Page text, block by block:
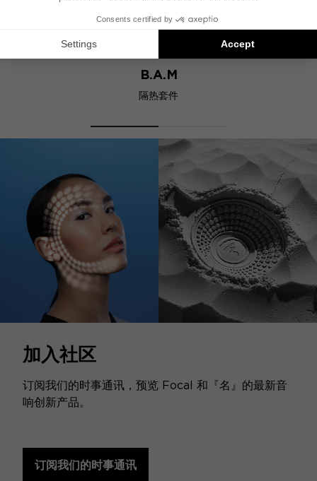
B.A.M
隔热套件
加入社区
订阅我们的时事通讯，预览 Focal 和『名』的最新音
响创新产品。
订阅我们的时事通讯